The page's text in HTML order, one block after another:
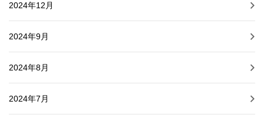
2024年12月
2024年9月
2024年8月
2024年7月